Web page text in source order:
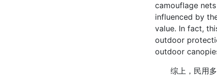
camouflage
influenced by
value. In fact,
outdoor
outdoor
综上，民用多